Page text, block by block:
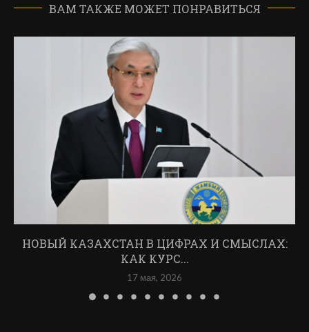
ВАМ ТАКЖЕ МОЖЕТ ПОНРАВИТЬСЯ
НОВЫЙ КАЗАХСТАН В ЦИФРАХ И СМЫСЛАХ:
КАК КУРС...
17 мая, 2026